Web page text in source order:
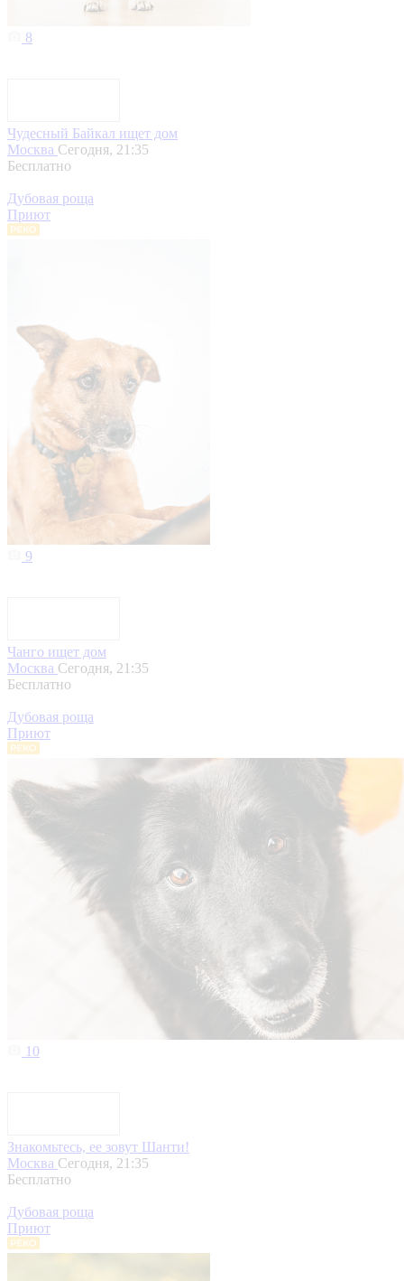
8
Чудесный Байкал ищет дом
Москва Сегодня, 21:35
Бесплатно
Дубовая роща
Приют
9
Чанго ищет дом
Москва Сегодня, 21:35
Бесплатно
Дубовая роща
Приют
10
Знакомьтесь, ее зовут Шанти!
Москва Сегодня, 21:35
Бесплатно
Дубовая роща
Приют